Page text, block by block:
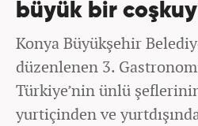
büyük bir
Konya Büyükşehir
düzenlenen 3.
Türkiye’nin ünlü
yurtiçinden ve